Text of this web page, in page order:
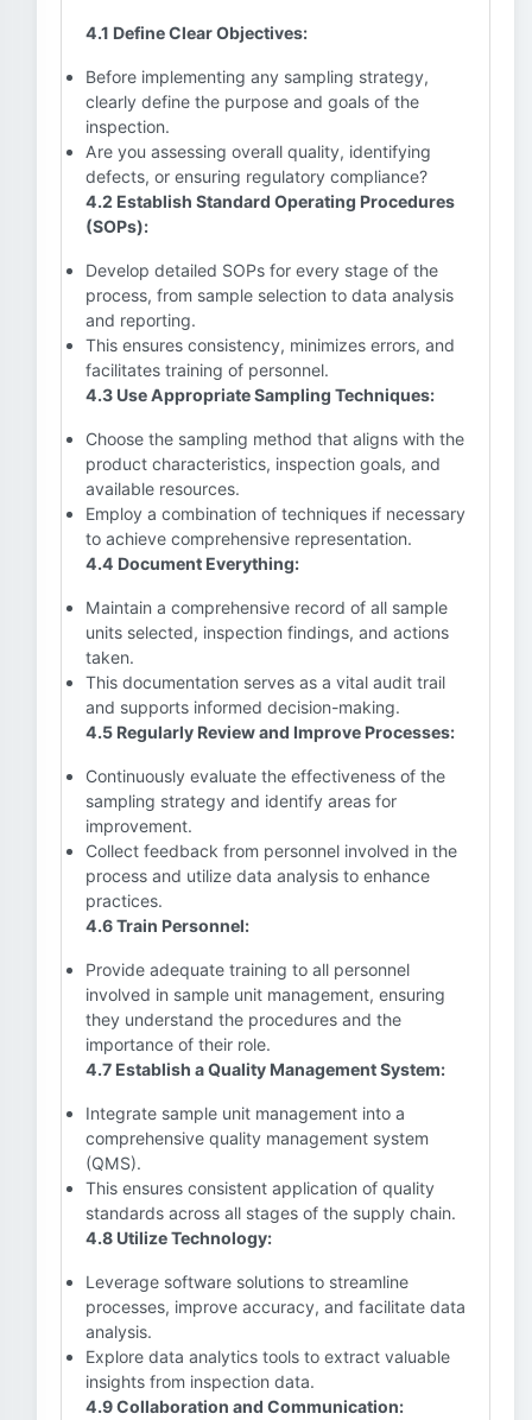
4.1 Define Clear Objectives:
Before implementing any sampling strategy,
clearly define the purpose and goals of the
inspection.
Are you assessing overall quality, identifying
defects, or ensuring regulatory compliance?
4.2 Establish Standard Operating Procedures
(SOPs):
Develop detailed SOPs for every stage of the
process, from sample selection to data analysis
and reporting.
This ensures consistency, minimizes errors, and
facilitates training of personnel.
4.3 Use Appropriate Sampling Techniques:
Choose the sampling method that aligns with the
product characteristics, inspection goals, and
available resources.
Employ a combination of techniques if necessary
to achieve comprehensive representation.
4.4 Document Everything:
Maintain a comprehensive record of all sample
units selected, inspection findings, and actions
taken.
This documentation serves as a vital audit trail
and supports informed decision-making.
4.5 Regularly Review and Improve Processes:
Continuously evaluate the effectiveness of the
sampling strategy and identify areas for
improvement.
Collect feedback from personnel involved in the
process and utilize data analysis to enhance
practices.
4.6 Train Personnel:
Provide adequate training to all personnel
involved in sample unit management, ensuring
they understand the procedures and the
importance of their role.
4.7 Establish a Quality Management System:
Integrate sample unit management into a
comprehensive quality management system
(QMS).
This ensures consistent application of quality
standards across all stages of the supply chain.
4.8 Utilize Technology:
Leverage software solutions to streamline
processes, improve accuracy, and facilitate data
analysis.
Explore data analytics tools to extract valuable
insights from inspection data.
4.9 Collaboration and Communication: